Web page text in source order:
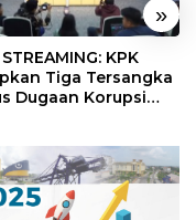
»
KPK
Tiga Tersangka
Dugaan Korupsi